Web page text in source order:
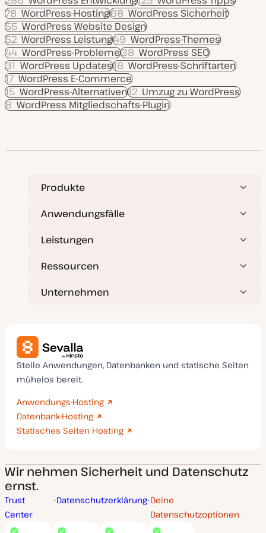
WordPress-Hosting
78 WordPress Sicherheit
68
WordPress Website Design
55
WordPress Leistung
52 WordPress-Themes
49
WordPress-Probleme
44 WordPress SEO
38
WordPress Updates
31 WordPress-Schriftarten
18
WordPress E-Commerce
17
WordPress-Alternativen
15 Umzug zu WordPress
12
WordPress Mitgliedschafts-Plugin
8
Produkte
Anwendungsfälle
Leistungen
Ressourcen
Unternehmen
Stelle Anwendungen, Datenbanken und statische Seiten
mühelos bereit.
Anwendungs-Hosting
Datenbank-Hosting
Statisches Seiten Hosting
Wir nehmen Sicherheit und Datenschutz
ernst.
Trust
Center
Datenschutzerklärung Deine
Datenschutzoptionen